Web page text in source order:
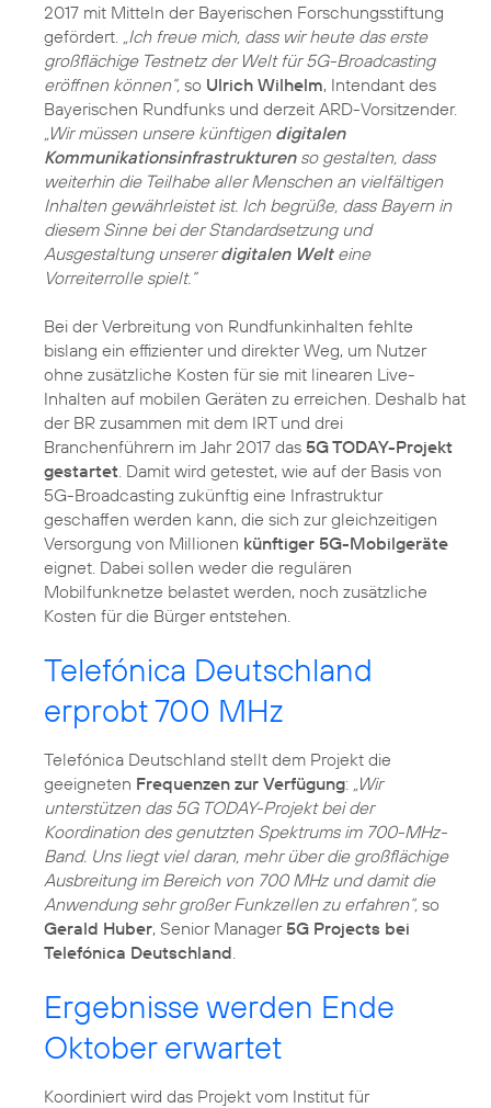
2017 mit Mitteln der Bayerischen Forschungsstiftung
gefördert. „Ich freue mich, dass wir heute das erste
großflächige Testnetz der Welt für 5G-Broadcasting
eröffnen können“, so Ulrich Wilhelm, Intendant des
Bayerischen Rundfunks und derzeit ARD-Vorsitzender.
„Wir müssen unsere künftigen digitalen
Kommunikationsinfrastrukturenso gestalten, dass
weiterhin die Teilhabe aller Menschen an vielfältigen
Inhalten gewährleistet ist. Ich begrüße, dass Bayern in
diesem Sinne bei der Standardsetzung und
Ausgestaltung unsererdigitalen Welteine
Vorreiterrolle spielt.“
Bei der Verbreitung von Rundfunkinhalten fehlte
bislang ein effizienter und direkter Weg, um Nutzer
ohne zusätzliche Kosten für sie mit linearen Live-
Inhalten auf mobilen Geräten zu erreichen. Deshalb hat
der BR zusammen mit dem IRT und drei
Branchenführern im Jahr 2017 das 5G TODAY-Projekt
gestartet. Damit wird getestet, wie auf der Basis von
5G-Broadcasting zukünftig eine Infrastruktur
geschaffen werden kann, die sich zur gleichzeitigen
Versorgung von Millionen künftiger 5G-Mobilgeräte
eignet. Dabei sollen weder die regulären
Mobilfunknetze belastet werden, noch zusätzliche
Kosten für die Bürger entstehen.
Telefónica Deutschland
erprobt 700 MHz
Telefónica Deutschland stellt dem Projekt die
geeigneten Frequenzen zur Verfügung: „Wir
unterstützen das 5G TODAY-Projekt bei der
Koordination des genutzten Spektrums im 700-MHz-
Band. Uns liegt viel daran, mehr über die großflächige
Ausbreitung im Bereich von 700 MHz und damit die
Anwendung sehr großer Funkzellen zu erfahren“, so
Gerald Huber, Senior Manager5G Projects bei
Telefónica Deutschland.
Ergebnisse werden Ende
Oktober erwartet
Koordiniert wird das Projekt vom Institut für